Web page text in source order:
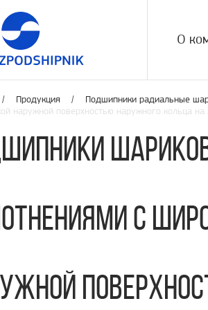
О
/ Продукция / Подшипники радиальные
наружной поверхностью наружного кольца на
с